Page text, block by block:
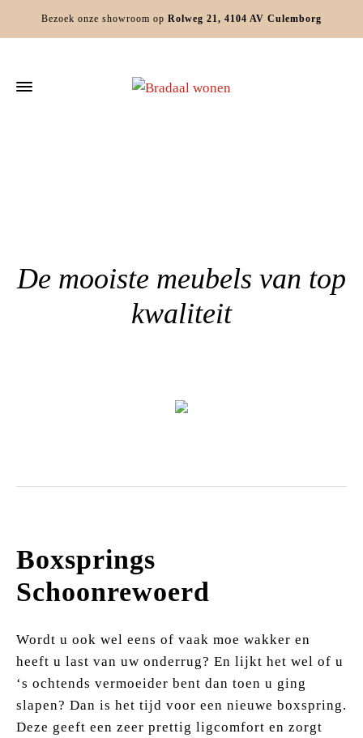
Bezoek onze showroom op Rolweg 21, 4104 AV Culemborg
De mooiste meubels van top
kwaliteit
Boxsprings
Schoonrewoerd
Wordt u ook wel eens of vaak moe wakker en
heeft u last van uw onderrug? En lijkt het wel of u
‘s ochtends vermoeider bent dan toen u ging
slapen? Dan is het tijd voor een nieuwe boxspring.
Deze geeft een zeer prettig ligcomfort en zorgt